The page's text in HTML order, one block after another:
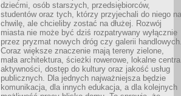
dziećmi, osób starszych, przedsiębiorców,
studentów oraz tych, którzy przyjechali do niego na
chwilę, ale chcieliby zostać na dłużej. Rozwój
miasta nie może być dziś rozpatrywany wyłącznie
przez pryzmat nowych dróg czy galerii handlowych.
Coraz większe znaczenie mają tereny zielone,
mała architektura, ścieżki rowerowe, lokalne centra
aktywności, dostęp do kultury oraz jakość usług
publicznych. Dla jednych najważniejsza będzie
komunikacja, dla innych edukacja, a dla kolejnych